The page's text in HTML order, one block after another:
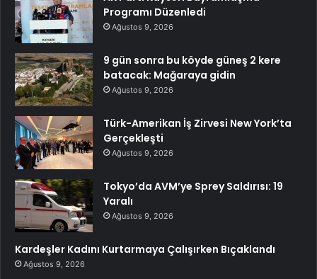
Programı Düzenledi
Ağustos 9, 2026
9 gün sonra bu köyde güneş 2 kere
batacak: Mağaraya gidin
Ağustos 9, 2026
Türk-Amerikan İş Zirvesi New York’ta
Gerçekleşti
Ağustos 9, 2026
Tokyo’da AVM’ye Sprey Saldırısı: 19
Yaralı
Ağustos 9, 2026
Kardeşler Kadını Kurtarmaya Çalışırken Bıçaklandı
Ağustos 9, 2026